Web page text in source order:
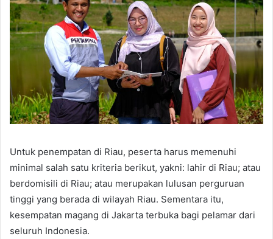
Untuk penempatan di Riau, peserta harus memenuhi
minimal salah satu kriteria berikut, yakni: lahir di Riau; atau
berdomisili di Riau; atau merupakan lulusan perguruan
tinggi yang berada di wilayah Riau. Sementara itu,
kesempatan magang di Jakarta terbuka bagi pelamar dari
seluruh Indonesia.